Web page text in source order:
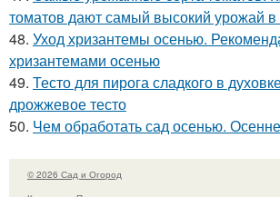
томатов дают самый высокий урожай в
48. Уход хризантемы осенью.
хризантемами осенью
49. Тесто для пирога сладкого в
дрожжевое тесто
50. Чем обработать сад осенью.
© 2026 Сад и Огород